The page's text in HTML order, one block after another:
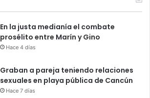
En la justa medianía el combate
prosélito entre Marín y Gino
Hace 4 días
Graban a pareja teniendo relaciones
sexuales en playa pública de Cancún
Hace 7 días